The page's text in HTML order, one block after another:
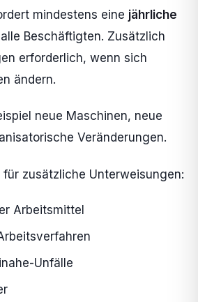
mindestens eine jährliche
Beschäftigten. Zusätzlich
erforderlich, wenn sich
ändern.
neue Maschinen, neue
Veränderungen.
zusätzliche Unterweisungen:
Arbeitsmittel
Unfälle